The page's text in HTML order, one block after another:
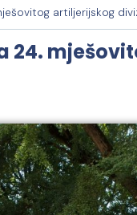
artiljerijskog
24.